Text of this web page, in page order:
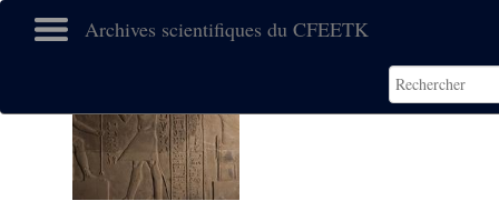
Archives scientifiques du CFEETK